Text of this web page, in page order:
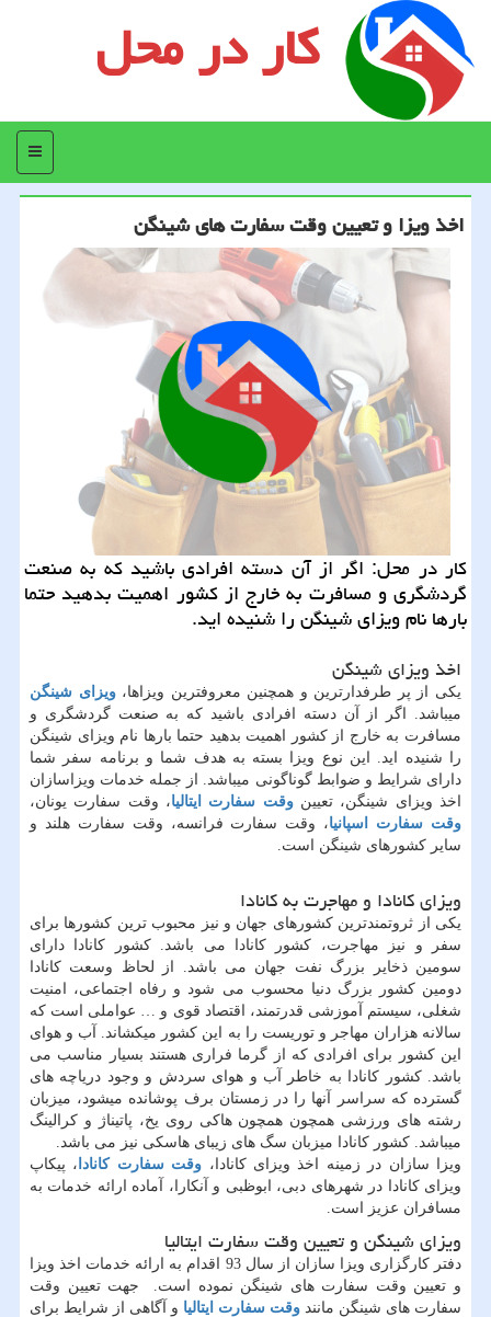
کار در محل
منو
اخذ ویزا و تعیین وقت سفارت های شینگن
كار در محل: اگر از آن دسته افرادی باشید كه به صنعت
گردشگری و مسافرت به خارج از كشور اهمیت بدهید حتما
بارها نام ویزای شینگن را شنیده اید.
اخذ ویزای شینگن
یکی از پر طرفدارترین و همچنین معروفترین ویزاها،ویزای شینگن
میباشد. اگر از آن دسته افرادی باشید که به صنعت گردشگری و
مسافرت به خارج از کشور اهمیت بدهید حتما بارها نام ویزای شینگن
را شنیده اید. این نوع ویزا بسته به هدف شما و برنامه سفر شما
دارای شرایط و ضوابط گوناگونی میباشد. از جمله خدمات ویزاسازان
اخذ ویزای شینگن، تعیینوقت سفارت ایتالیا، وقت سفارت یونان،
وقت سفارت اسپانیا، وقت سفارت فرانسه، وقت سفارت هلند و
سایر کشورهای شینگن است.
ویزای کانادا و مهاجرت به کانادا
یکی از ثروتمندترین کشورهای جهان و نیز محبوب ترین کشورها برای
سفر و نیز مهاجرت، کشور کانادا می باشد. کشور کانادا دارای
سومین ذخایر بزرگ نفت جهان می باشد. از لحاظ وسعت کانادا
دومین کشور بزرگ دنیا محسوب می شود و رفاه اجتماعی، امنیت
شغلی، سیستم آموزشی قدرتمند، اقتصاد قوی و … عواملی است که
سالانه هزاران مهاجر و توریست را به این کشور میکشاند. آب و هوای
این کشور برای افرادی که از گرما فراری هستند بسیار مناسب می
باشد. کشور کانادا به خاطر آب و هوای سردش و وجود دریاچه های
گسترده که سراسر آنها را در زمستان برف پوشانده میشود، میزبان
رشته های ورزشی همچون همچون هاکی روی یخ، پاتیناژ و کرالینگ
میباشد. کشور کانادا میزبان سگ های زیبای هاسکی نیز می باشد.
ویزا سازان در زمینه اخذ ویزای کانادا، وقت سفارت کانادا ، پیکاپ
ویزای کانادا در شهرهای دبی، ابوظبی و آنکارا، آماده ارائه خدمات به
مسافران عزیز است.
ویزای شینگن و تعیین وقت سفارت ایتالیا
دفتر کارگزاری ویزا سازان از سال 93 اقدام به ارائه خدمات اخذ ویزا
و تعیین وقت سفارت های شینگن نموده است. جهت تعیین وقت
سفارت های شینگن مانند وقت سفارت ایتالیا و آگاهی از شرایط برای